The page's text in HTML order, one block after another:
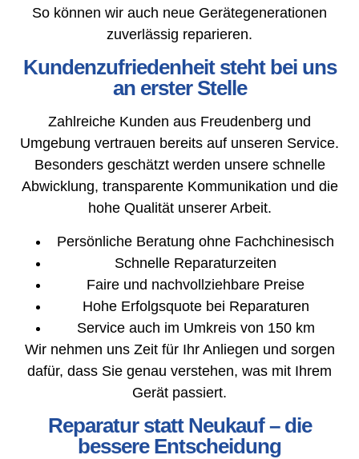
So können wir auch neue Gerätegenerationen
zuverlässig reparieren.
Kundenzufriedenheit steht bei uns
an erster Stelle
Zahlreiche Kunden aus Freudenberg und
Umgebung vertrauen bereits auf unseren Service.
Besonders geschätzt werden unsere schnelle
Abwicklung, transparente Kommunikation und die
hohe Qualität unserer Arbeit.
Persönliche Beratung ohne Fachchinesisch
Schnelle Reparaturzeiten
Faire und nachvollziehbare Preise
Hohe Erfolgsquote bei Reparaturen
Service auch im Umkreis von 150 km
Wir nehmen uns Zeit für Ihr Anliegen und sorgen
dafür, dass Sie genau verstehen, was mit Ihrem
Gerät passiert.
Reparatur statt Neukauf – die
bessere Entscheidung